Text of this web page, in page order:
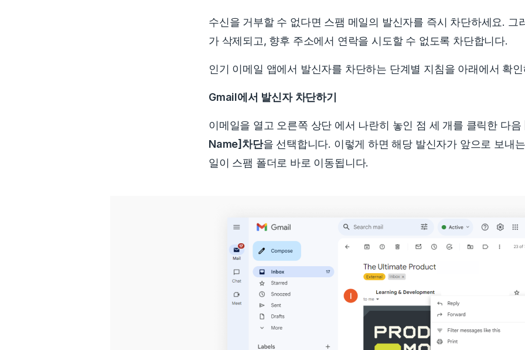
수신을 거부할 수 없다면 스팸 메일의 발신자를 즉시 차단하세요. 그
가 삭제되고, 향후 주소에서 연락을 시도할 수 없도록 차단합니다.
인기 이메일 앱에서 발신자를 차단하는 단계별 지침을 아래에서 확
Gmail에서 발신자 차단하기
이메일을 열고 오른쪽 상단 에서 나란히 놓인 점 세 개를 클릭한 다음
Name]차단을 선택합니다. 이렇게 하면 해당 발신자가 앞으로 보내
일이 스팸 폴더로 바로 이동됩니다.